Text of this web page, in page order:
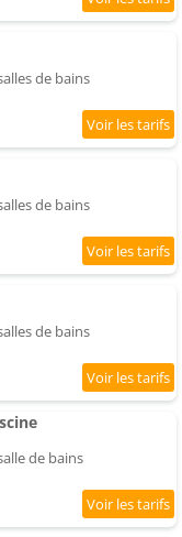
de bains
de bains
de bains
de bains